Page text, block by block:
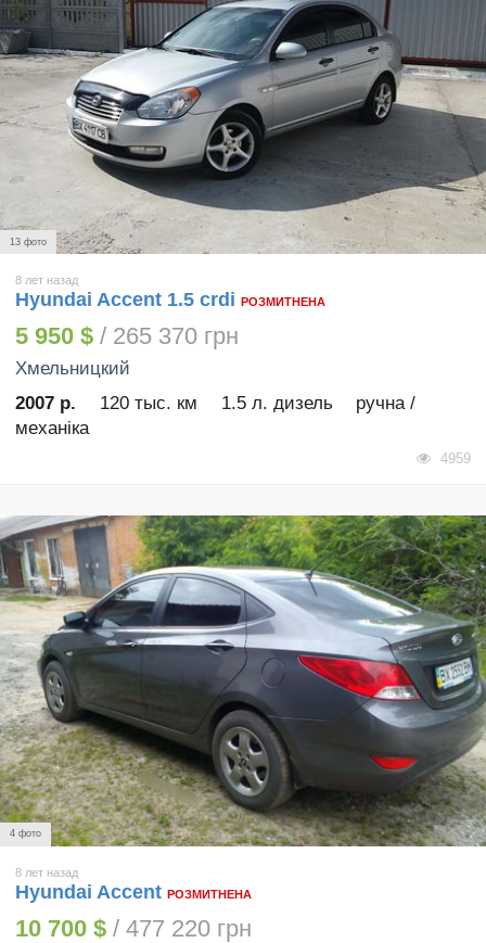
13 фото
8 лет назад
Hyundai Accent 1.5 crdi РОЗМИТНЕНА
5 950 $ / 265 370 грн
Хмельницкий
2007 р.
120 тыс. км 1.5 л. дизель
ручна /
механіка
4959
4 фото
8 лет назад
Hyundai Accent РОЗМИТНЕНА
10 700 $ / 477 220 грн